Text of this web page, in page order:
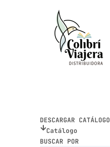
DESCARGAR CATÁLOGO
Catálogo
BUSCAR POR